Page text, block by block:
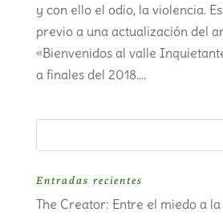
y con ello el odio, la violencia.
previo a una actualización del
«Bienvenidos al valle
a finales del 2018....
Entradas recientes
The Creator: Entre el miedo a